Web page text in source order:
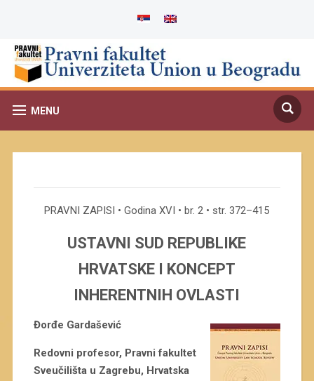
MENU
PRAVNI ZAPISI • Godina XVI • br. 2 • str. 372–415
USTAVNI SUD REPUBLIKE
HRVATSKE I KONCEPT
INHERENTNIH OVLASTI
Đorđe Gardašević
Redovni profesor, Pravni fakultet
Sveučilišta u Zagrebu, Hrvatska